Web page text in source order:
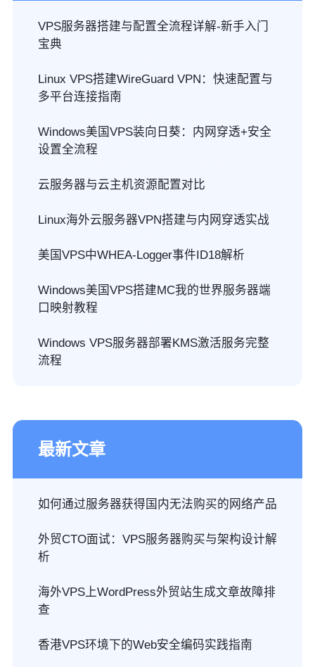
VPS服务器搭建与配置全流程详解-新手入门
宝典
Linux VPS搭建WireGuard VPN：快速配置与
多平台连接指南
Windows美国VPS装向日葵：内网穿透+安全
设置全流程
云服务器与云主机资源配置对比
Linux海外云服务器VPN搭建与内网穿透实战
美国VPS中WHEA-Logger事件ID18解析
Windows美国VPS搭建MC我的世界服务器端
口映射教程
Windows VPS服务器部署KMS激活服务完整
流程
最新文章
如何通过服务器获得国内无法购买的网络产品
外贸CTO面试：VPS服务器购买与架构设计解
析
海外VPS上WordPress外贸站生成文章故障排
查
香港VPS环境下的Web安全编码实践指南